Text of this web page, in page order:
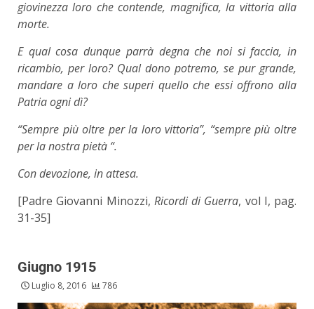
giovinezza loro che contende, magnifica, la vittoria alla
morte.
E qual cosa dunque parrà degna che noi si faccia, in
ricambio, per loro? Qual dono potremo, se pur grande,
mandare a loro che superi quello che essi offrono alla
Patria ogni dì?
“Sempre più oltre per la loro vittoria”, “sempre più oltre
per la nostra pietà “.
Con devozione, in attesa.
[Padre Giovanni Minozzi, Ricordi di Guerra, vol I, pag.
31-35]
Giugno 1915
Luglio 8, 2016 786